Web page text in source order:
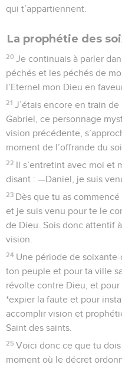
qui t’appartiennent.
La prophétie des
20 Je continuais à parler
péchés et les péchés de
l’Eternel mon Dieu en
21 J’étais encore en train
Gabriel, ce personnage
vision précédente,
moment de l’offrande du
22 Il s’entretint avec moi et
disant : —Daniel, je suis
23 Dès que tu as
et je suis venu pour te le
de Dieu. Sois donc attentif
vision.
24 Une période de
ton peuple et pour ta ville
révolte contre Dieu, et
*expier la faute et pour
accomplir vision et
Saint des saints.
25 Voici donc ce que tu
moment où le décret